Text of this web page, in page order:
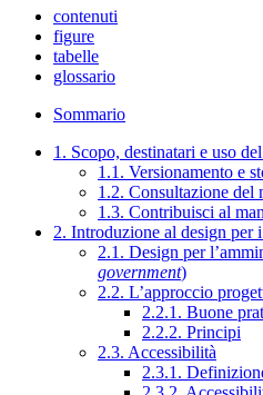
contenuti
figure
tabelle
glossario
Sommario
1. Scopo, destinatari e uso
1.1. Versionamento e
1.2. Consultazione del
1.3. Contribuisci al
2. Introduzione al design
2.1. Design per
government)
2.2. L’approccio
2.2.1. Buone
2.2.2. Principi
2.3. Accessibilità
2.3.1.